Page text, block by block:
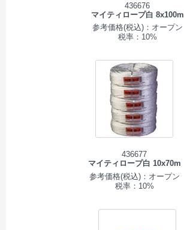
436676
マイティロープ白 8x100m
参考価格(税込)：オープン
税率：10%
436677
マイティロープ白 10x70m
参考価格(税込)：オープン
税率：10%